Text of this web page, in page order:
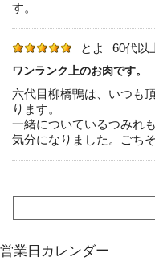
す。
とよ 60代以
ワンランク上のお肉です。
六代目柳橋鴨は、いつも
ります。
一緒についているつみれ
気分になりました。ごち
営業日カレンダー